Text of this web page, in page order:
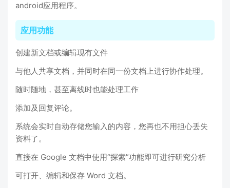
android应用程序。
应用功能
创建新文档或编辑现有文件
与他人共享文档，并同时在同一份文档上进行协作处理。
随时随地，甚至离线时也能处理工作
添加及回复评论。
系统会实时自动存储您输入的内容，您再也不用担心丢失
资料了。
直接在 Google 文档中使用“探索”功能即可进行研究分析
可打开、编辑和保存 Word 文档。